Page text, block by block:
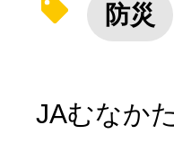
防災
JAむなか